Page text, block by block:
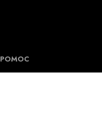
POMOC